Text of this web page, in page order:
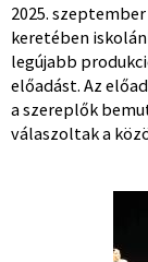
2025.
keretében
legújabb
előadást. Az
a szereplők
válaszoltak a